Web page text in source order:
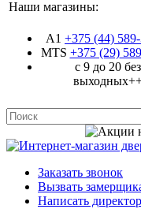
Наши магазины:
A1 +375 (44)
MTS +375 (29)
с 9 до 20 без
Заказать звонок
Вызвать
Написать